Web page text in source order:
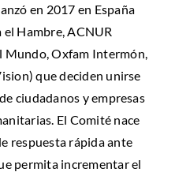
en 2017 en España
Hambre, ACNUR
Mundo, Oxfam Intermón,
que deciden unirse
ciudadanos y empresas
El Comité nace
respuesta rápida ante
permita incrementar el